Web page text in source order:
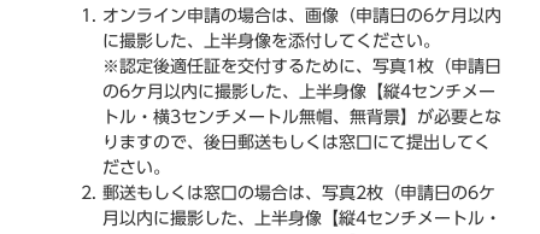
オンライン申請の場合は、画像（申請日の6ケ月以内
に撮影した、上半身像を添付してください。
※認定後適任証を交付するために、写真1枚（申請日
の6ケ月以内に撮影した、上半身像【縦4センチメー
トル・横3センチメートル無帽、無背景】が必要とな
りますので、後日郵送もしくは窓口にて提出してく
ださい。
郵送もしくは窓口の場合は、写真2枚（申請日の6ケ
月以内に撮影した、上半身像【縦4センチメートル・